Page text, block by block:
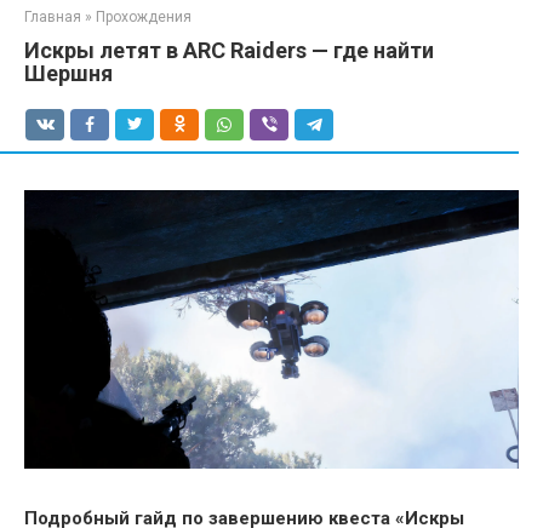
Главная » Прохождения
Искры летят в ARC Raiders — где найти
Шершня
Подробный гайд по завершению квеста «Искры